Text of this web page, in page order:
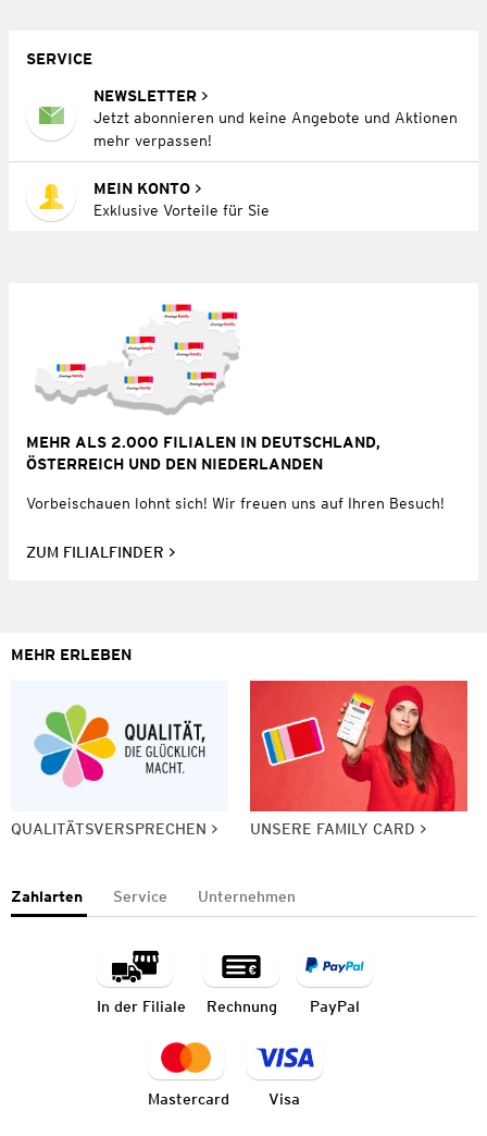
SERVICE
NEWSLETTER
Jetzt abonnieren und keine Angebote und Aktionen
mehr verpassen!
MEIN KONTO
Exklusive Vorteile für Sie
MEHR ALS 2.000 FILIALEN IN DEUTSCHLAND,
ÖSTERREICH UND DEN NIEDERLANDEN
Vorbeischauen lohnt sich! Wir freuen uns auf Ihren Besuch!
ZUM FILIALFINDER
MEHR ERLEBEN
QUALITÄTSVERSPRECHEN UNSERE FAMILY CARD
Zahlarten Service Unternehmen
In der Filiale Rechnung PayPal
Mastercard Visa